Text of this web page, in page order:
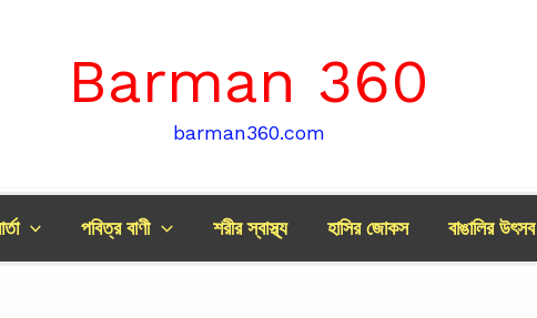
Barman 360
barman360.com
পবিত্র বাণী শরীর স্বাস্থ্য হাসির জোকস বাঙালির উৎসব